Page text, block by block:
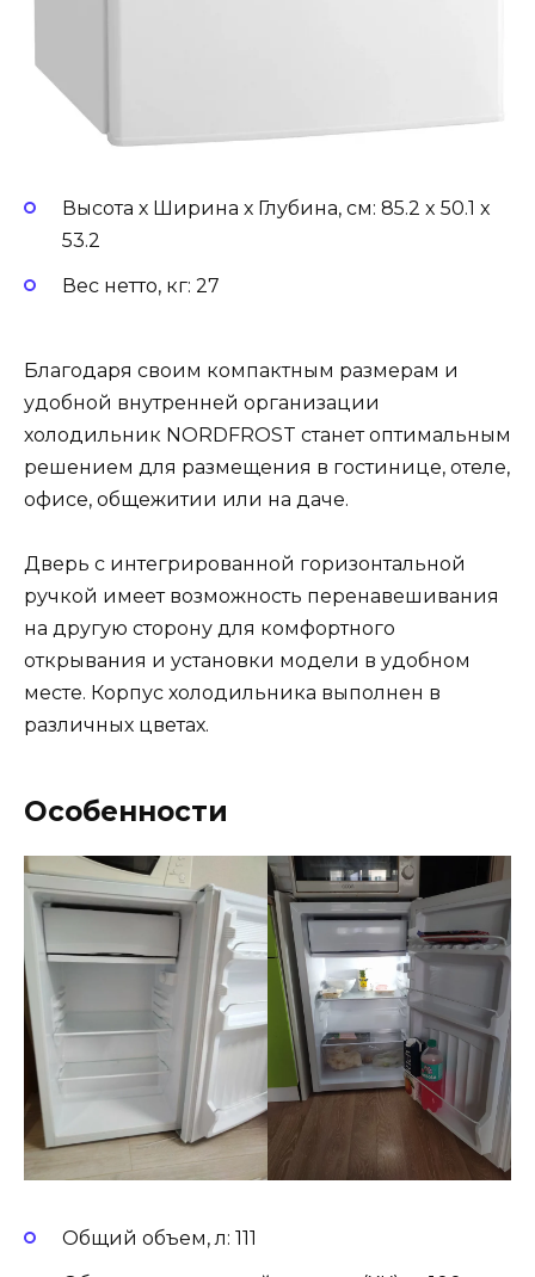
Высота х Ширина х Глубина, см: 85.2 x 50.1 x
53.2
Вес нетто, кг: 27
Благодаря своим компактным размерам и
удобной внутренней организации
холодильник NORDFROST станет оптимальным
решением для размещения в гостинице, отеле,
офисе, общежитии или на даче.
Дверь с интегрированной горизонтальной
ручкой имеет возможность перенавешивания
на другую сторону для комфортного
открывания и установки модели в удобном
месте. Корпус холодильника выполнен в
различных цветах.
Особенности
Общий объем, л: 111